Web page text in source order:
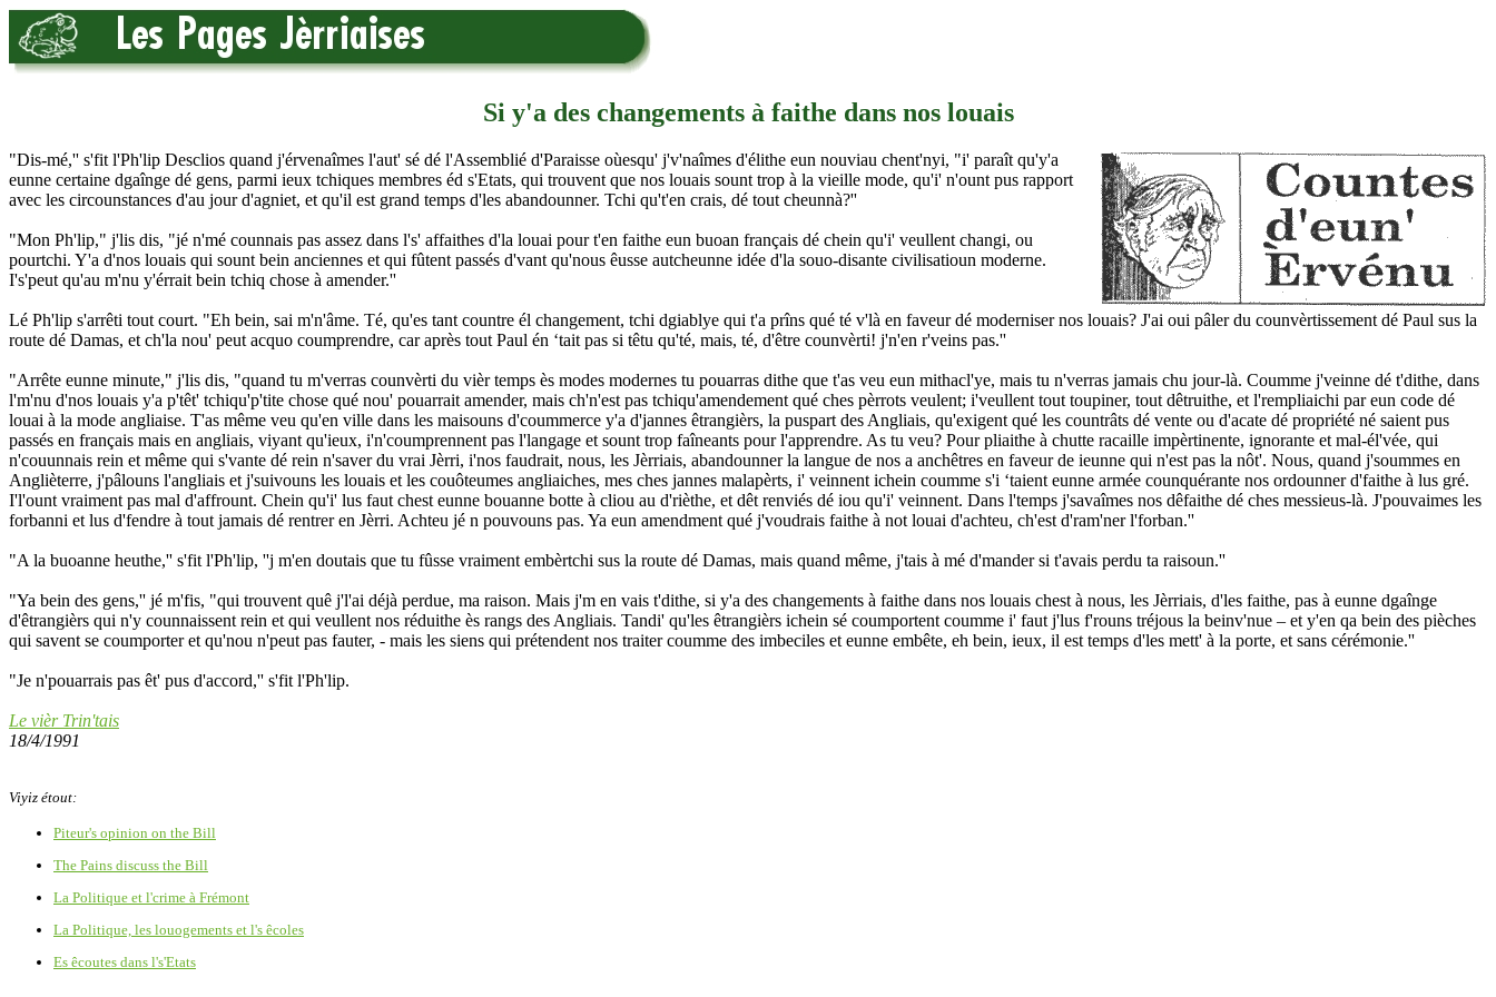
Si y'a des changements à faithe dans nos louais
"Dis-mé,'' s'fit l'Ph'lip Desclios quand j'érvenaîmes l'aut' sé dé l'Assemblié d'Paraisse oùesqu' j'v'naîmes d'élithe eun nouviau chent'nyi, "i' paraît qu'y'a
eunne certaine dgaînge dé gens, parmi ieux tchiques membres éd s'Etats, qui trouvent que nos louais sount trop à la vieille mode, qu'i' n'ount pus rapport
avec les circounstances d'au jour d'agniet, et qu'il est grand temps d'les abandounner. Tchi qu't'en crais, dé tout cheunnà?''
"Mon Ph'lip," j'lis dis, "jé n'mé counnais pas assez dans l's' affaithes d'la louai pour t'en faithe eun buoan français dé chein qu'i' veullent changi, ou
pourtchi. Y'a d'nos louais qui sount bein anciennes et qui fûtent passés d'vant qu'nous êusse autcheunne idée d'la souo-disante civilisatioun moderne.
I's'peut qu'au m'nu y'érrait bein tchiq chose à amender.''
Lé Ph'lip s'arrêti tout court. "Eh bein, sai m'n'âme. Té, qu'es tant countre él changement, tchi dgiablye qui t'a prîns qué té v'là en faveur dé moderniser nos louais? J'ai oui pâler du counvèrtissement dé Paul sus la
route dé Damas, et ch'la nou' peut acquo coumprendre, car après tout Paul én ‘tait pas si têtu qu'té, mais, té, d'être counvèrti! j'n'en r'veins pas.''
"Arrête eunne minute," j'lis dis, "quand tu m'verras counvèrti du vièr temps ès modes modernes tu pouarras dithe que t'as veu eun mithacl'ye, mais tu n'verras jamais chu jour-là. Coumme j'veinne dé t'dithe, dans
l'm'nu d'nos louais y'a p'têt' tchiqu'p'tite chose qué nou' pouarrait amender, mais ch'n'est pas tchiqu'amendement qué ches pèrrots veulent; i'veullent tout toupiner, tout dêtruithe, et l'rempliaichi par eun code dé
louai à la mode angliaise. T'as même veu qu'en ville dans les maisouns d'coummerce y'a d'jannes êtrangièrs, la puspart des Angliais, qu'exigent qué les countrâts dé vente ou d'acate dé propriété né saient pus
passés en français mais en angliais, viyant qu'ieux, i'n'coumprennent pas l'langage et sount trop faîneants pour l'apprendre. As tu veu? Pour pliaithe à chutte racaille impèrtinente, ignorante et mal-él'vée, qui
n'couunnais rein et même qui s'vante dé rein n'saver du vrai Jèrri, i'nos faudrait, nous, les Jèrriais, abandounner la langue de nos a anchêtres en faveur de ieunne qui n'est pas la nôt'. Nous, quand j'soummes en
Anglièterre, j'pâlouns l'angliais et j'suivouns les louais et les couôteumes angliaiches, mes ches jannes malapèrts, i' veinnent ichein coumme s'i ‘taient eunne armée counquérante nos ordounner d'faithe à lus gré.
I'l'ount vraiment pas mal d'affrount. Chein qu'i' lus faut chest eunne bouanne botte à cliou au d'rièthe, et dêt renviés dé iou qu'i' veinnent. Dans l'temps j'savaîmes nos dêfaithe dé ches messieus-là. J'pouvaimes les
forbanni et lus d'fendre à tout jamais dé rentrer en Jèrri. Achteu jé n pouvouns pas. Ya eun amendment qué j'voudrais faithe à not louai d'achteu, ch'est d'ram'ner l'forban.''
"A la buoanne heuthe,'' s'fit l'Ph'lip, ''j m'en doutais que tu fûsse vraiment embèrtchi sus la route dé Damas, mais quand même, j'tais à mé d'mander si t'avais perdu ta raisoun.''
"Ya bein des gens,'' jé m'fis, "qui trouvent quê j'l'ai déjà perdue, ma raison. Mais j'm en vais t'dithe, si y'a des changements à faithe dans nos louais chest à nous, les Jèrriais, d'les faithe, pas à eunne dgaînge
d'êtrangièrs qui n'y counnaissent rein et qui veullent nos réduithe ès rangs des Angliais. Tandi' qu'les êtrangièrs ichein sé coumportent coumme i' faut j'lus f'rouns tréjous la beinv'nue – et y'en qa bein des pièches
qui savent se coumporter et qu'nou n'peut pas fauter, - mais les siens qui prétendent nos traiter coumme des imbeciles et eunne embête, eh bein, ieux, il est temps d'les mett' à la porte, et sans cérémonie.''
"Je n'pouarrais pas êt' pus d'accord,'' s'fit l'Ph'lip.
Le vièr Trin'tais
18/4/1991
Viyiz étout:
Piteur's opinion on the Bill
The Pains discuss the Bill
La Politique et l'crime à Frémont
La Politique, les louogements et l's êcoles
Es êcoutes dans l's'Etats